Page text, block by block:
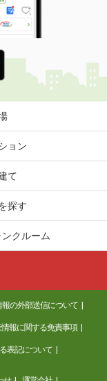
ョン
て
探す
クルーム
の外部送信について
報に関する免責事項
表記について